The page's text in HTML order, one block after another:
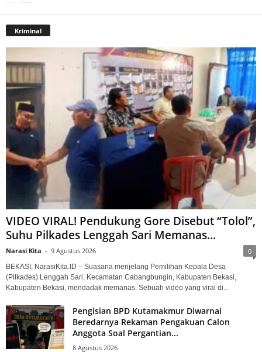
Kriminal
VIDEO VIRAL! Pendukung Gore Disebut “Tolol”,
Suhu Pilkades Lenggah Sari Memanas...
Narasi Kita - 9 Agustus 2026 0
BEKASI, NarasiKita.ID – Suasana menjelang Pemilihan Kepala Desa
(Pilkades) Lenggah Sari, Kecamatan Cabangbungin, Kabupaten Bekasi,
Kabupaten Bekasi, mendadak memanas. Sebuah video yang viral di...
Pengisian BPD Kutamakmur Diwarnai
Beredarnya Rekaman Pengakuan Calon
Anggota Soal Pergantian...
8 Agustus 2026